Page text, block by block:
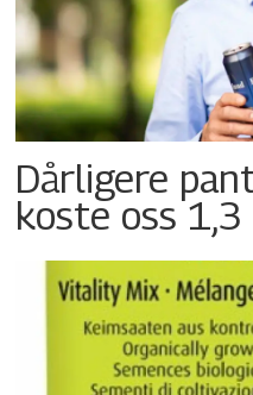
Dårligere
koste oss